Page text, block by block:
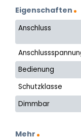
Eigenschaften
Anschluss
Bedienung
Schutzklasse
Dimmbar
Mehr